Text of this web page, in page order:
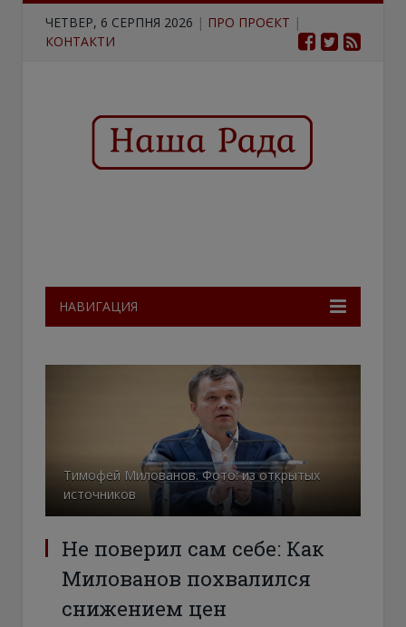
ЧЕТВЕР, 6 СЕРПНЯ 2026 | ПРО ПРОЄКТ |
КОНТАКТИ
НАВИГАЦИЯ
Тимофей Милованов. Фото: из открытых
источников
Не поверил сам себе: Как
Милованов похвалился
снижением цен